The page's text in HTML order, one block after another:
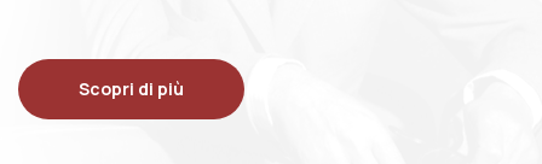
Scopri di più